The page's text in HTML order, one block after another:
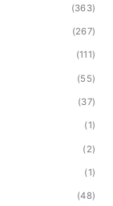
(363)
(267)
(111)
(55)
(37)
(1)
(2)
(1)
(48)